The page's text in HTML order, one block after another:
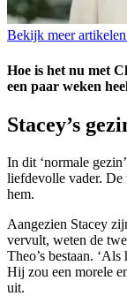
Bekijk meer
Hoe is het nu met
een paar weken
Stacey’s
In dit ‘normale
liefdevolle vader. De
hem.
Aangezien Stacey
vervult, weten de
Theo’s bestaan.
Hij zou een morele
uit.